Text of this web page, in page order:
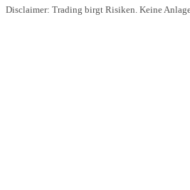
Disclaimer: Trading birgt Risiken. Keine